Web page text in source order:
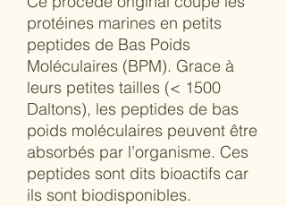
protéines marines en petits
peptides de Bas Poids
Moléculaires (BPM). Grace à
leurs petites tailles (< 1500
Daltons), les peptides de bas
poids moléculaires peuvent être
absorbés par l’organisme. Ces
peptides sont dits bioactifs car
ils sont biodisponibles.